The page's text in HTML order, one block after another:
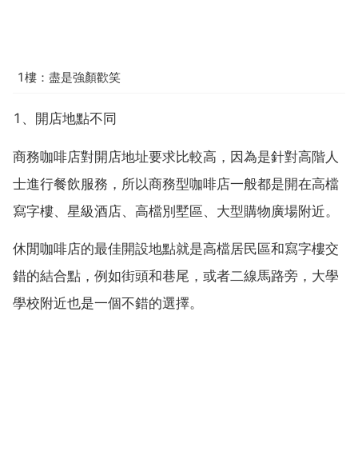
1樓：盡是強顏歡笑
1、開店地點不同
商務咖啡店對開店地址要求比較高，因為是針對高階人
士進行餐飲服務，所以商務型咖啡店一般都是開在高檔
寫字樓、星級酒店、高檔別墅區、大型購物廣場附近。
休閒咖啡店的最佳開設地點就是高檔居民區和寫字樓交
錯的結合點，例如街頭和巷尾，或者二線馬路旁，大學
學校附近也是一個不錯的選擇。